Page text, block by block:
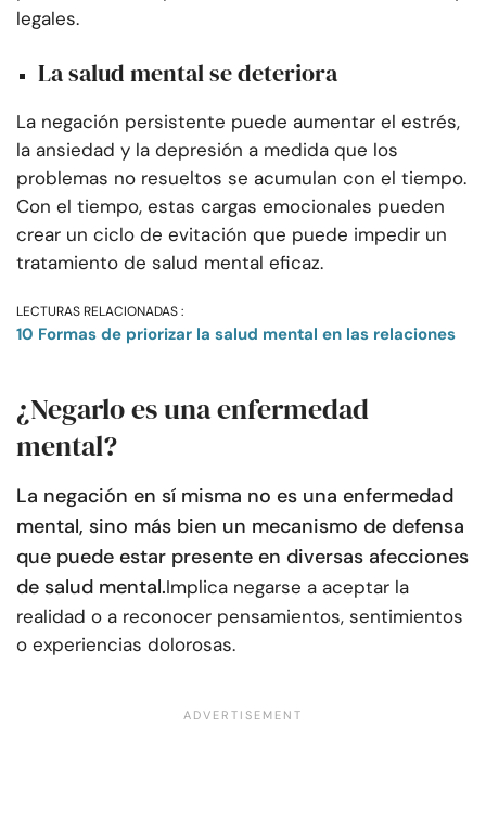
legales.
La salud mental se deteriora
La negación persistente puede aumentar el estrés,
la ansiedad y la depresión a medida que los
problemas no resueltos se acumulan con el tiempo.
Con el tiempo, estas cargas emocionales pueden
crear un ciclo de evitación que puede impedir un
tratamiento de salud mental eficaz.
LECTURAS RELACIONADAS :
10 Formas de priorizar la salud mental en las relaciones
¿Negarlo es una enfermedad
mental?
La negación en sí misma no es una enfermedad
mental, sino más bien un mecanismo de defensa
que puede estar presente en diversas afecciones
de salud mental.Implica negarse a aceptar la
realidad o a reconocer pensamientos, sentimientos
o experiencias dolorosas.